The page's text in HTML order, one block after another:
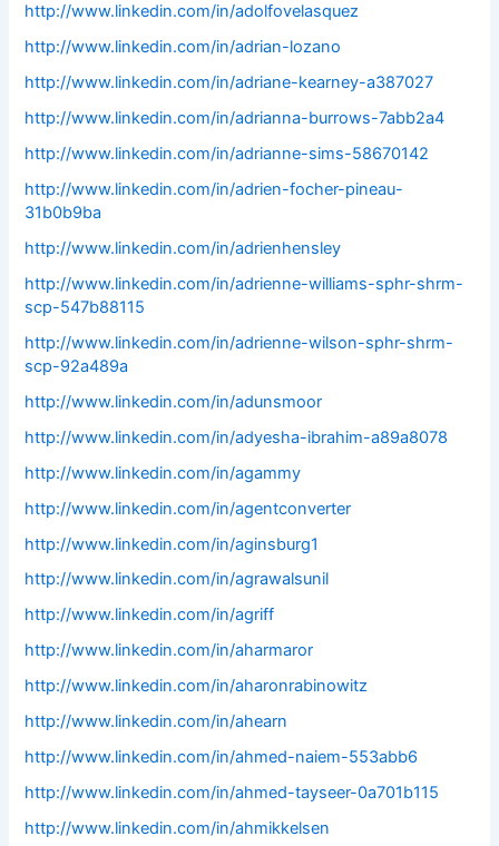
http://www.linkedin.com/in/adolfovelasquez
http://www.linkedin.com/in/adrian-lozano
http://www.linkedin.com/in/adriane-kearney-a387027
http://www.linkedin.com/in/adrianna-burrows-7abb2a4
http://www.linkedin.com/in/adrianne-sims-58670142
http://www.linkedin.com/in/adrien-focher-pineau-
31b0b9ba
http://www.linkedin.com/in/adrienhensley
http://www.linkedin.com/in/adrienne-williams-sphr-shrm-
scp-547b88115
http://www.linkedin.com/in/adrienne-wilson-sphr-shrm-
scp-92a489a
http://www.linkedin.com/in/adunsmoor
http://www.linkedin.com/in/adyesha-ibrahim-a89a8078
http://www.linkedin.com/in/agammy
http://www.linkedin.com/in/agentconverter
http://www.linkedin.com/in/aginsburg1
http://www.linkedin.com/in/agrawalsunil
http://www.linkedin.com/in/agriff
http://www.linkedin.com/in/aharmaror
http://www.linkedin.com/in/aharonrabinowitz
http://www.linkedin.com/in/ahearn
http://www.linkedin.com/in/ahmed-naiem-553abb6
http://www.linkedin.com/in/ahmed-tayseer-0a701b115
http://www.linkedin.com/in/ahmikkelsen